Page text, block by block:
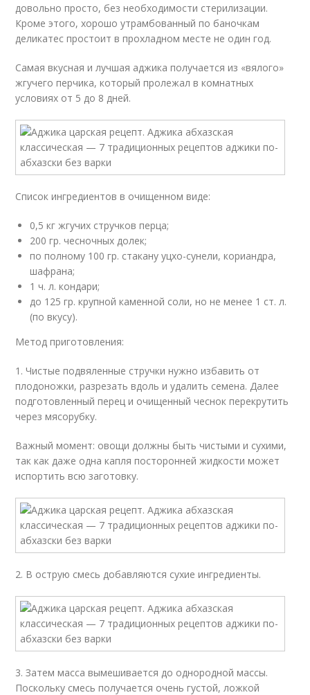
довольно просто, без необходимости стерилизации.
Кроме этого, хорошо утрамбованный по баночкам
деликатес простоит в прохладном месте не один год.
Самая вкусная и лучшая аджика получается из «вялого»
жгучего перчика, который пролежал в комнатных
условиях от 5 до 8 дней.
Список ингредиентов в очищенном виде:
0,5 кг жгучих стручков перца;
200 гр. чесночных долек;
по полному 100 гр. стакану уцхо-сунели, кориандра,
шафрана;
1 ч. л. кондари;
до 125 гр. крупной каменной соли, но не менее 1 ст. л.
(по вкусу).
Метод приготовления:
1. Чистые подвяленные стручки нужно избавить от
плодоножки, разрезать вдоль и удалить семена. Далее
подготовленный перец и очищенный чеснок перекрутить
через мясорубку.
Важный момент: овощи должны быть чистыми и сухими,
так как даже одна капля посторонней жидкости может
испортить всю заготовку.
2. В острую смесь добавляются сухие ингредиенты.
3. Затем масса вымешивается до однородной массы.
Поскольку смесь получается очень густой, ложкой